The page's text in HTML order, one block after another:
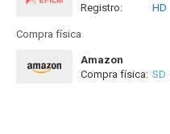
Registro:
HD
Compra física
Amazon
Compra física: SD